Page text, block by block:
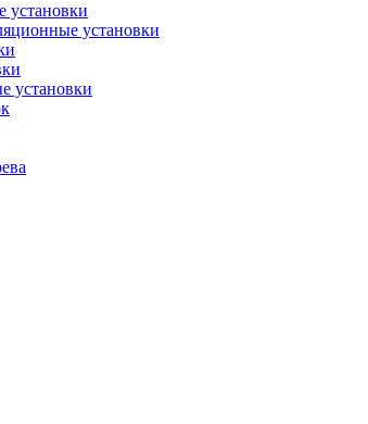
установки
установки
установки